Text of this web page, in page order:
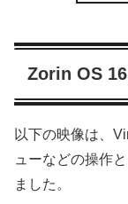
Zorin OS
以下の映像は、
ューなどの操作
ました。